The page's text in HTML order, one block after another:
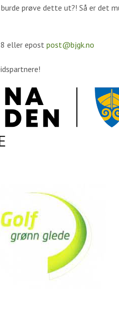
prøve dette ut?! Så er det
eller epost post@bjgk.no